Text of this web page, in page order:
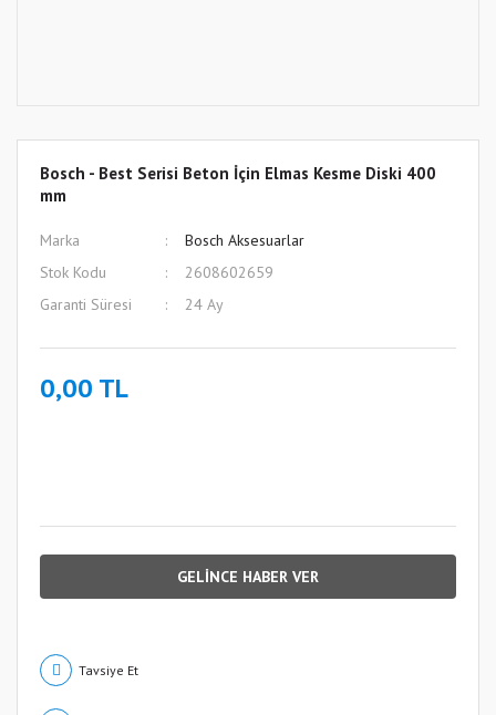
Bosch - Best Serisi Beton İçin Elmas Kesme Diski 400
mm
Marka
Bosch Aksesuarlar
Stok Kodu
2608602659
Garanti Süresi
24 Ay
0,00 TL
GELİNCE HABER VER
Tavsiye Et